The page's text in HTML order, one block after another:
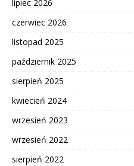
lipiec 2026
czerwiec 2026
listopad 2025
październik 2025
sierpień 2025
kwiecień 2024
wrzesień 2023
wrzesień 2022
sierpień 2022